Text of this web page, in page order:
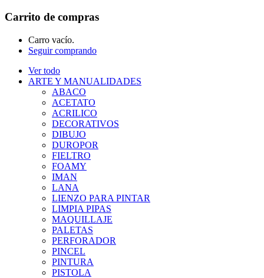
Carrito de compras
Carro vacío.
Seguir comprando
Ver todo
ARTE Y MANUALIDADES
ABACO
ACETATO
ACRILICO
DECORATIVOS
DIBUJO
DUROPOR
FIELTRO
FOAMY
IMAN
LANA
LIENZO PARA PINTAR
LIMPIA PIPAS
MAQUILLAJE
PALETAS
PERFORADOR
PINCEL
PINTURA
PISTOLA